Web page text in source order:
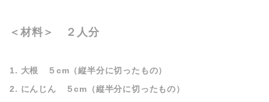
＜材料＞ ２人分
大根 ５cm（縦半分に切ったもの）
にんじん ５cm（縦半分に切ったもの）